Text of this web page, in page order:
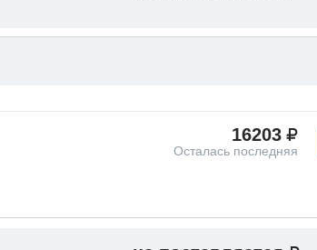
16203
Осталась последняя